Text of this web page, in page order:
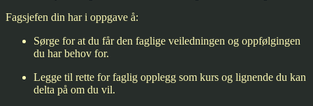
Fagsjefen din har i oppgave å:
Sørge for at du får den faglige veiledningen og oppfølgingen
du har behov for.
Legge til rette for faglig opplegg som kurs og lignende du kan
delta på om du vil.